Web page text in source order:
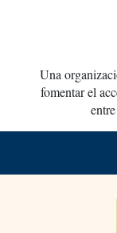
Una
fomentar el